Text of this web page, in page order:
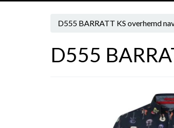
D555 BARRATT KS overhemd
D555